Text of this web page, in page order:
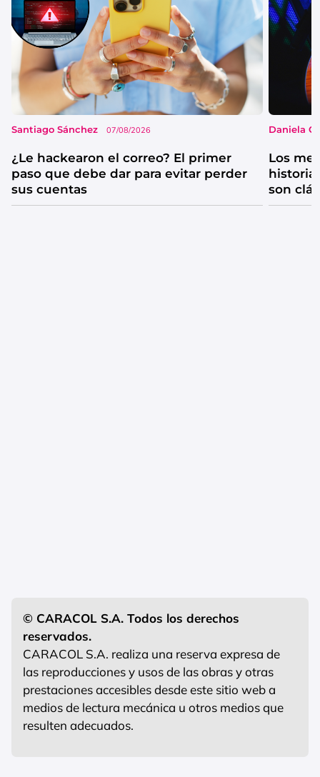
Santiago Sánchez 07/08/2026
¿Le hackearon el correo? El primer
paso que debe dar para evitar perder
sus cuentas
Daniela
Los
historia
son
© CARACOL S.A. Todos los derechos
reservados.
CARACOL S.A. realiza una reserva expresa de
las reproducciones y usos de las obras y otras
prestaciones accesibles desde este sitio web a
medios de lectura mecánica u otros medios que
resulten adecuados.